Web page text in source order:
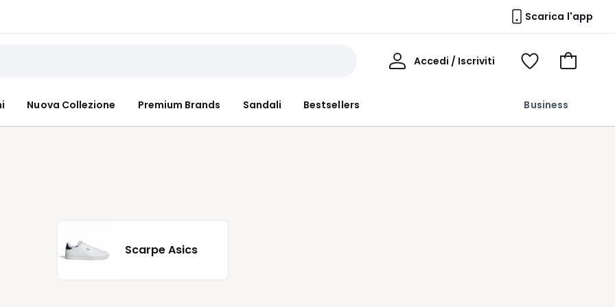
Scarica l'app
Nuova Collezione Premium Brands Sandali Bestsellers Business
Accedi / Iscriviti
Voir
Vai
Scarpe Asics